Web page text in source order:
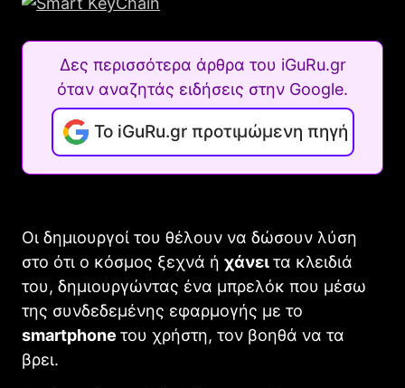
Δες περισσότερα άρθρα του iGuRu.gr
όταν αναζητάς ειδήσεις στην Google.
Το iGuRu.gr προτιμώμενη πηγή
Οι δημιουργοί του θέλουν να δώσουν λύση
στο ότι ο κόσμος ξεχνά ή χάνειτα κλειδιά
του, δημιουργώντας ένα μπρελόκ που μέσω
της συνδεδεμένης εφαρμογής με το
smartphone του χρήστη, τον βοηθά να τα
βρει.